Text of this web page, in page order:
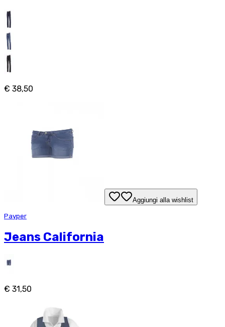
€ 38,50
Aggiungi alla wishlist
Payper
Jeans California
€ 31,50